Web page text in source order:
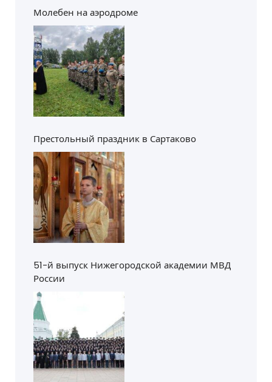
Молебен на аэродроме
Престольный праздник в Сартаково
51-й выпуск Нижегородской академии МВД
России